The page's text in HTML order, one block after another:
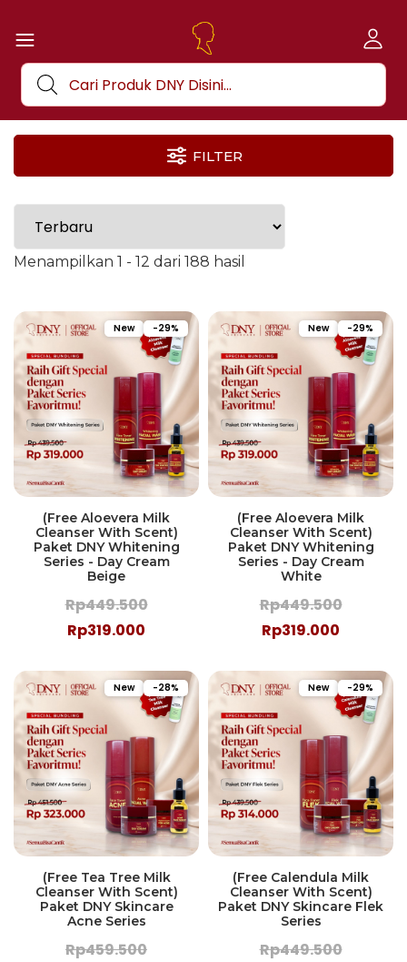
FILTER
Menampilkan 1 - 12 dari 188 hasil
New -29%
(Free Aloevera Milk
Cleanser With Scent)
Paket DNY Whitening
Series - Day Cream
Beige
Rp449.500
Rp319.000
New -29%
(Free Aloevera Milk
Cleanser With Scent)
Paket DNY Whitening
Series - Day Cream
White
Rp449.500
Rp319.000
New -28%
(Free Tea Tree Milk
Cleanser With Scent)
Paket DNY Skincare
Acne Series
Rp459.500
New -29%
(Free Calendula Milk
Cleanser With Scent)
Paket DNY Skincare Flek
Series
Rp449.500